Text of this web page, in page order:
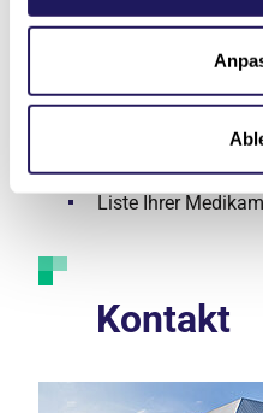
Kostenübernahme
Unterlagen
Liste Ihrer
Kontakt